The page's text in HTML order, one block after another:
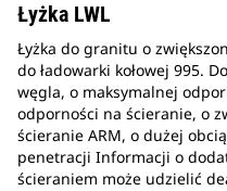
Łyżka LWL
Łyżka do granitu o
do ładowarki kołowej 995.
węgla, o maksymalnej
odporności na ścieranie, o
ścieranie ARM, o dużej
penetracji Informacji o
ścieraniem może udzielić